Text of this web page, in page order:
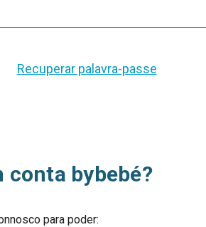
Recuperar palavra-passe
conta bybebé?
para poder: